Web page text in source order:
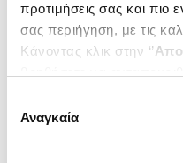
προτιμήσεις σας και πιο
σας περιήγηση, με τις
Κάνοντας κλικ στην ‘’
ενδιαφέρουν και να
συγκατάθεσης
Αναγκαία